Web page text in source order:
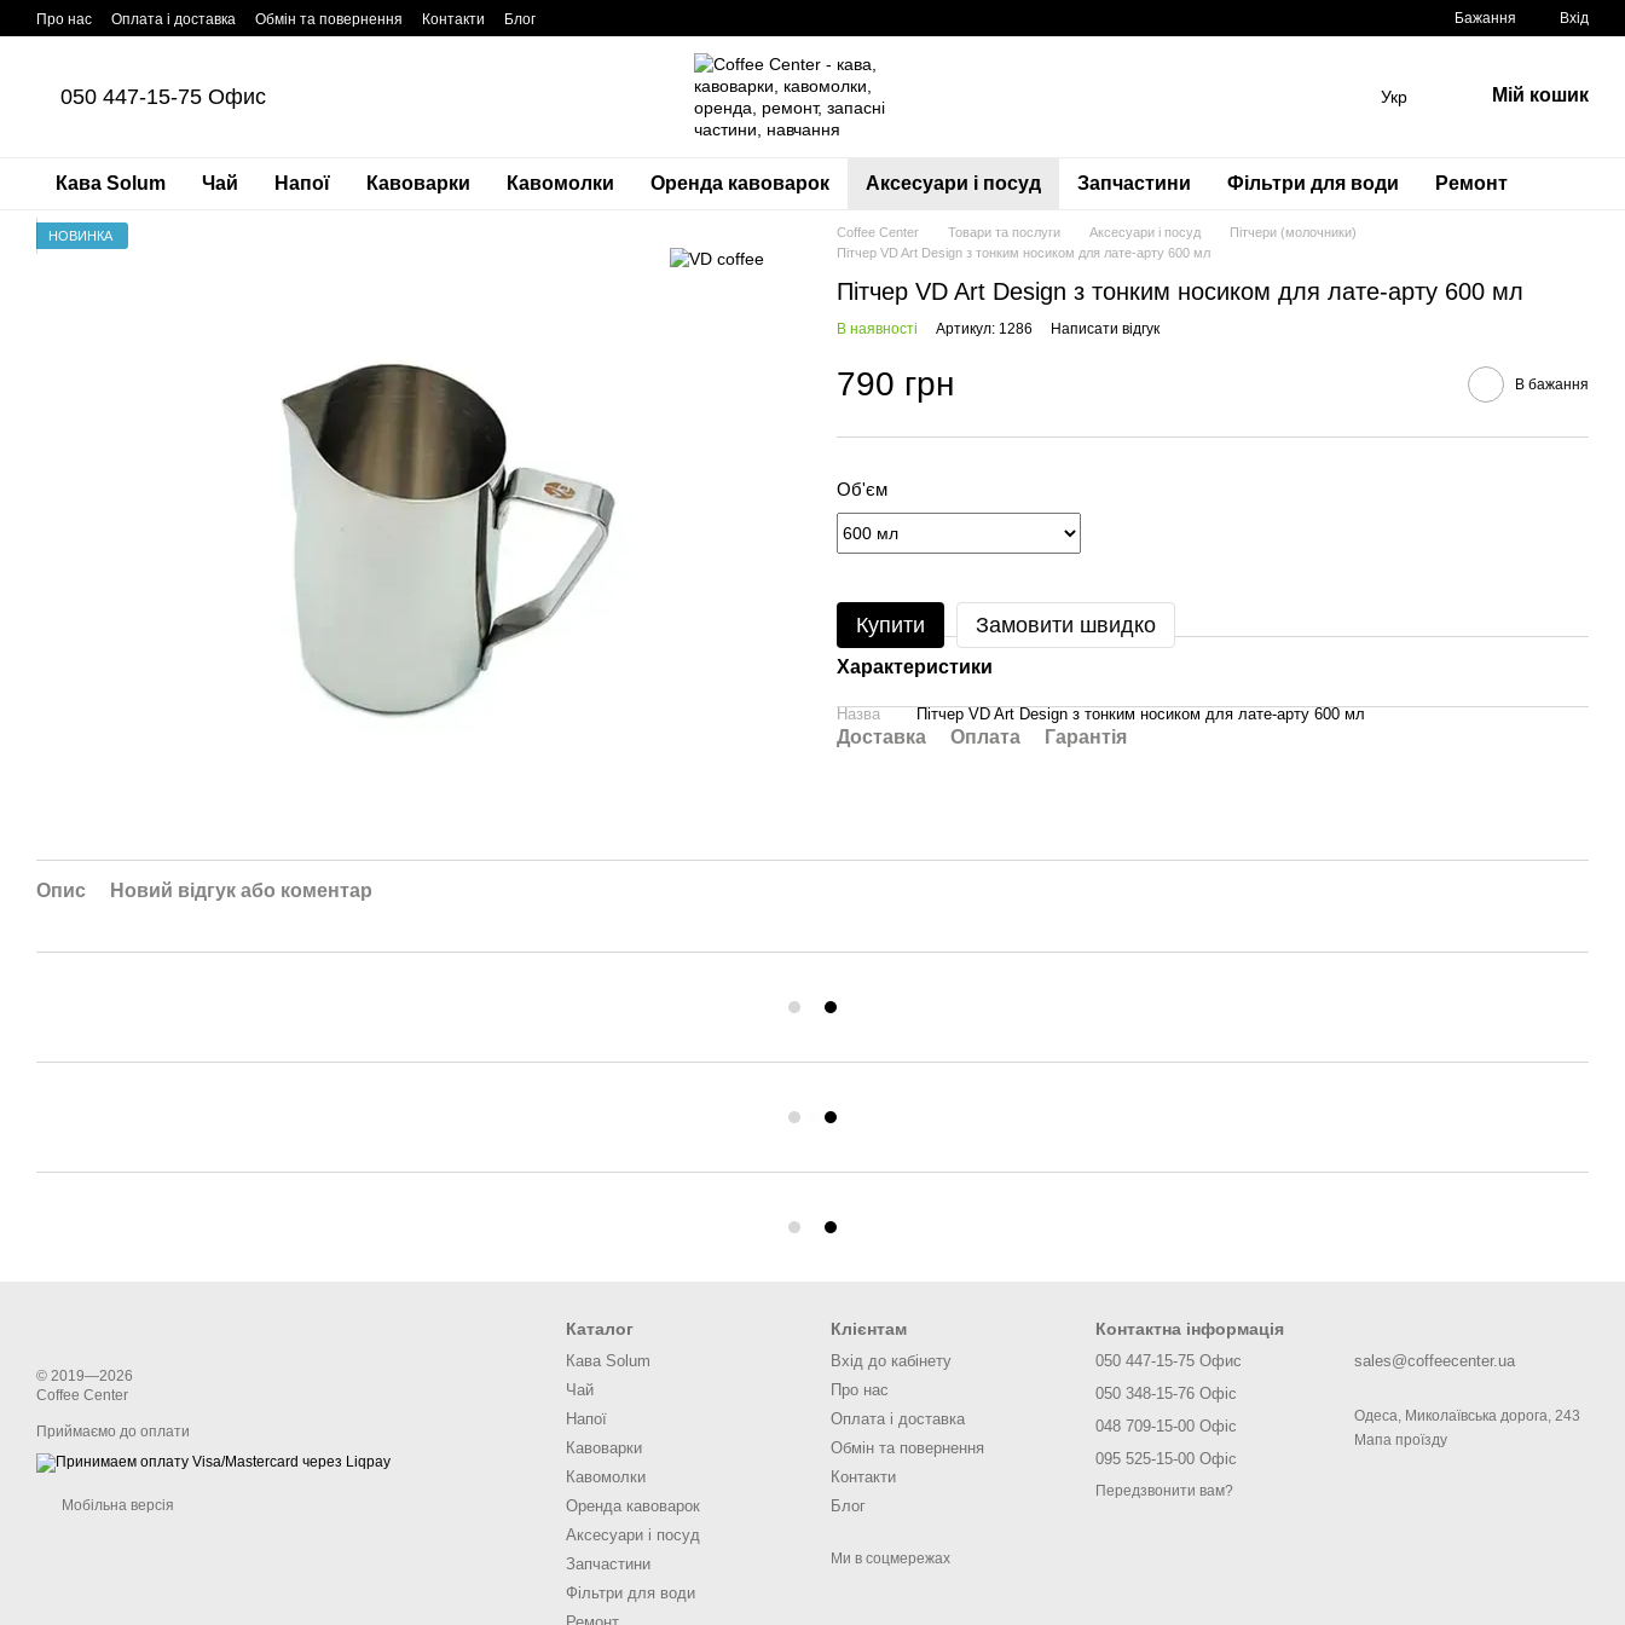
Перейти до основного контенту
Про нас Оплата і доставка Обмін та повернення Контакти Блог Бажання Вхід
050 447-15-75 Офис Укр Мій кошик
Кава Solum Чай Напої Кавоварки Кавомолки Оренда кавоварок Аксесуари і посуд Запчастини Фільтри для води Ремонт
НОВИНКА Coffee Center Товари та послуги Аксесуари і посуд
Пітчери (молочники)
Пітчер VD Art Design з тонким носиком для лате-арту 600 мл
Пітчер VD Art Design з тонким носиком для лате-арту 600 мл
В наявності Артикул: 1286 Написати відгук
790 грн В бажання
Об'єм
Купити Замовити швидко
Характеристики
Назва Пітчер VD Art Design з тонким носиком для лате-арту 600 мл
Доставка Оплата Гарантія
Опис Новий відгук або коментар
© 2019—2026
Coffee Center
Приймаємо до оплати
Мобільна версія
Каталог
Кава Solum
Чай
Напої
Кавоварки
Кавомолки
Оренда кавоварок
Аксесуари і посуд
Запчастини
Фільтри для води
Клієнтам
Вхід до кабінету
Про нас
Оплата і доставка
Обмін та повернення
Контакти
Блог
Ми в соцмережах
Контактна інформація
050 447-15-75 Офис
050 348-15-76 Офіс
048 709-15-00 Офіс
095 525-15-00 Офіс
Передзвонити вам?
sales@coffeecenter.ua
Одеса, Миколаївська дорога, 243
Мапа проїзду